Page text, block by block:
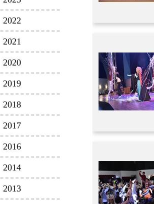
2022
2021
2020
2019
2018
2017
2016
2014
2013